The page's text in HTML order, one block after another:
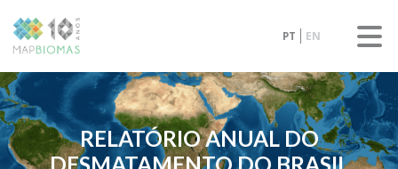
PT EN
RELATÓRIO ANUAL DO